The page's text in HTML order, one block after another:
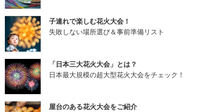
子連れで楽しむ花火大会！
失敗しない場所選び＆事前準備リスト
「日本三大花火大会」とは？
日本最大規模の超大型花火大会をチェック！
屋台のある花火大会をご紹介